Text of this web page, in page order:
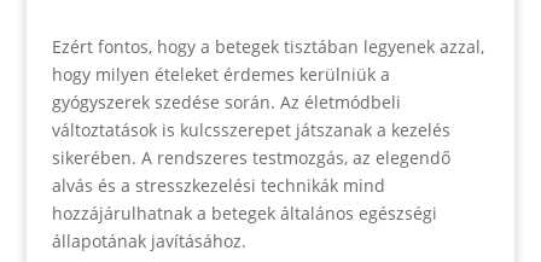
Ezért fontos, hogy a betegek tisztában legyenek azzal,
hogy milyen ételeket érdemes kerülniük a
gyógyszerek szedése során. Az életmódbeli
változtatások is kulcsszerepet játszanak a kezelés
sikerében. A rendszeres testmozgás, az elegendő
alvás és a stresszkezelési technikák mind
hozzájárulhatnak a betegek általános egészségi
állapotának javításához.